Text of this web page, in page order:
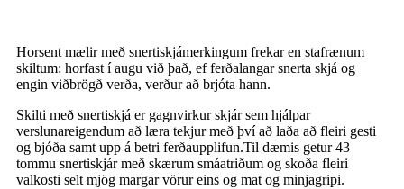
Horsent mælir með snertiskjámerkingum frekar en stafrænum
skiltum: horfast í augu við það, ef ferðalangar snerta skjá og
engin viðbrögð verða, verður að brjóta hann.
Skilti með snertiskjá er gagnvirkur skjár sem hjálpar
verslunareigendum að læra tekjur með því að laða að fleiri gesti
og bjóða samt upp á betri ferðaupplifun.Til dæmis getur 43
tommu snertiskjár með skærum smáatriðum og skoða fleiri
valkosti selt mjög margar vörur eins og mat og minjagripi.